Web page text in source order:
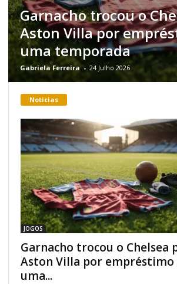
Garnacho trocou o
Aston Villa por
uma temporada
Gabriela Ferreira - 24 Julho 2026
Noticias
JOGOS
Garnacho trocou o Chelsea
Aston Villa por empréstimo
uma...